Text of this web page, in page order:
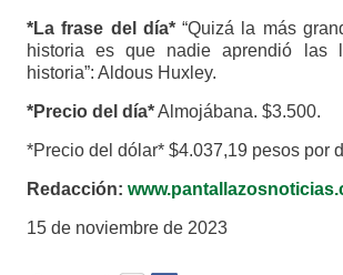
*La frase del día*“Quizá la más
historia es que nadie aprendió las
historia”: Aldous Huxley.
*Precio del día*Almojábana. $3.500.
*Precio del dólar* $4.037,19 pesos por
Redacción:
15 de noviembre de 2023